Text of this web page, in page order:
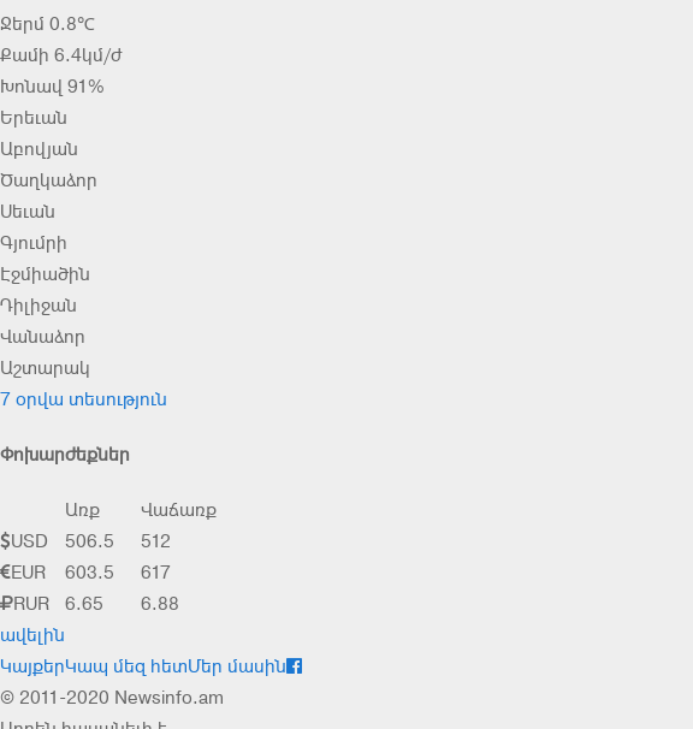
Ջերմ 0.8℃
Քամի 6.4կմ/ժ
Խոնավ 91%
Երեւան
Աբովյան
Ծաղկաձոր
Սեւան
Գյումրի
Էջմիածին
Դիլիջան
Վանաձոր
Աշտարակ
7 օրվա տեսություն
Փոխարժեքներ
Առք
Վաճառք
USD
506.5
512
EUR
603.5
617
RUR
6.65
6.88
ավելին
ԿայքերԿապ մեզ հետՄեր մասին
© 2011-2020 Newsinfo.am